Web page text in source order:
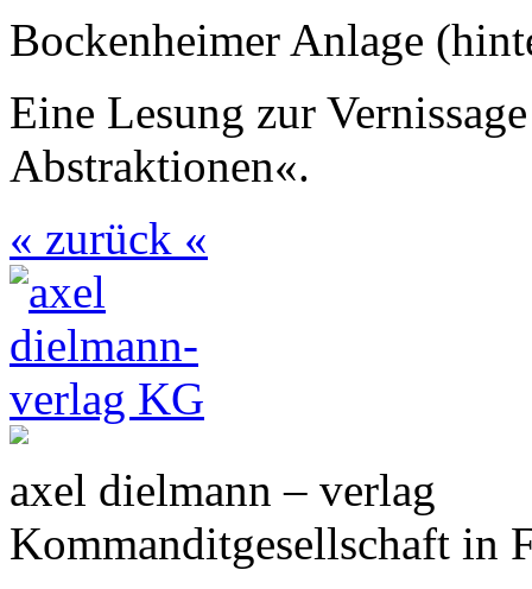
Bockenheimer Anlage
Eine Lesung zur
Abstraktionen«.
« zurück «
axel dielmann – verlag
Kommanditgesellschaft in